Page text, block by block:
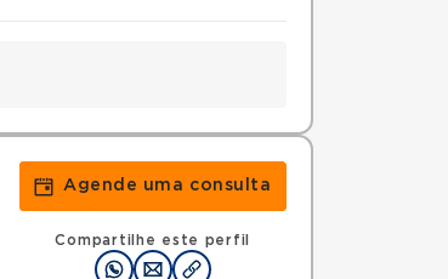
Agende uma consulta
Compartilhe este perfil